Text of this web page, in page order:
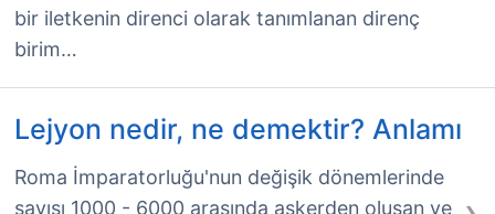
bir iletkenin direnci olarak tanımlanan direnç
birim…
Lejyon nedir, ne demektir? Anlamı
Roma İmparatorluğu'nun değişik dönemlerinde
sayısı 1000 - 6000 arasında askerden oluşan ve